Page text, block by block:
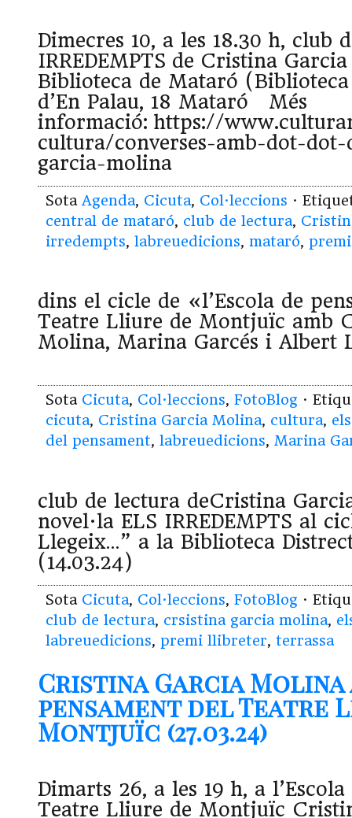
Dimecres 10, a les 18.30 h, club
IRREDEMPTS de Cristina
Biblioteca de Mataró
d’En Palau, 18 Mataró Més
informació: https://
cultura/converses-amb-dot-
garcia-molina
Sota Agenda, Cicuta, Col·leccions ·
central de mataró, club de lectura,
irredempts, labreuedicions, mataró,
dins el cicle de «l’Escola de
Teatre Lliure de Montjuïc amb
Molina, Marina Garcés i
Sota Cicuta, Col·leccions, FotoBlog ·
cicuta, Cristina Garcia Molina, cultura,
del pensament, labreuedicions, Marina
club de lectura deCristina
novel·la ELS IRREDEMPTS al
Llegeix…” a la Biblioteca
(14.03.24)
Sota Cicuta, Col·leccions, FotoBlog ·
club de lectura, crsistina garcia molina,
labreuedicions, premi llibreter, terrassa
Cristina Garcia Molina
pensament del Teatre
Montjuïc (27.03.24)
Dimarts 26, a les 19 h, a
Teatre Lliure de Montjuïc